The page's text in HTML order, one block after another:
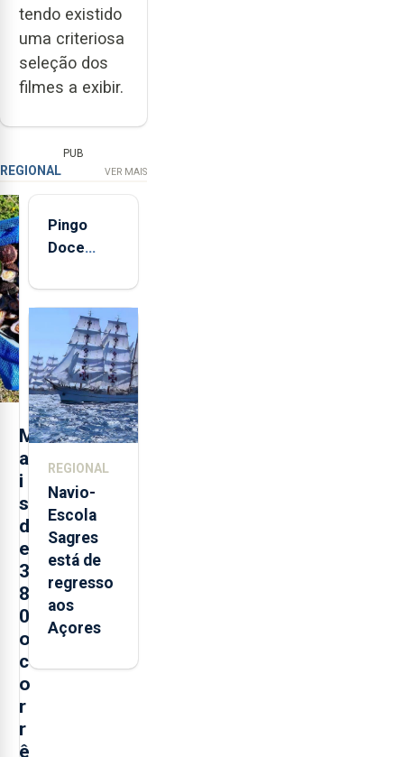
tendo existido
uma criteriosa
seleção dos
filmes a exibir.
PUB
REGIONAL VER MAIS
M
a
i
s
d
e
3
8
0
o
c
o
r
r
ê
Pingo
Doce
quinta-
feira nova
loja em
São
Sebastião
e cria 30
postos de
REGIONAL
Navio-
Escola
Sagres
está de
regresso
aos
Açores